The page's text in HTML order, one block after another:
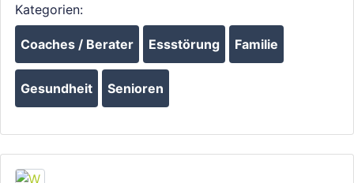
Kategorien:
Coaches / Berater Essstörung Familie
Gesundheit Senioren